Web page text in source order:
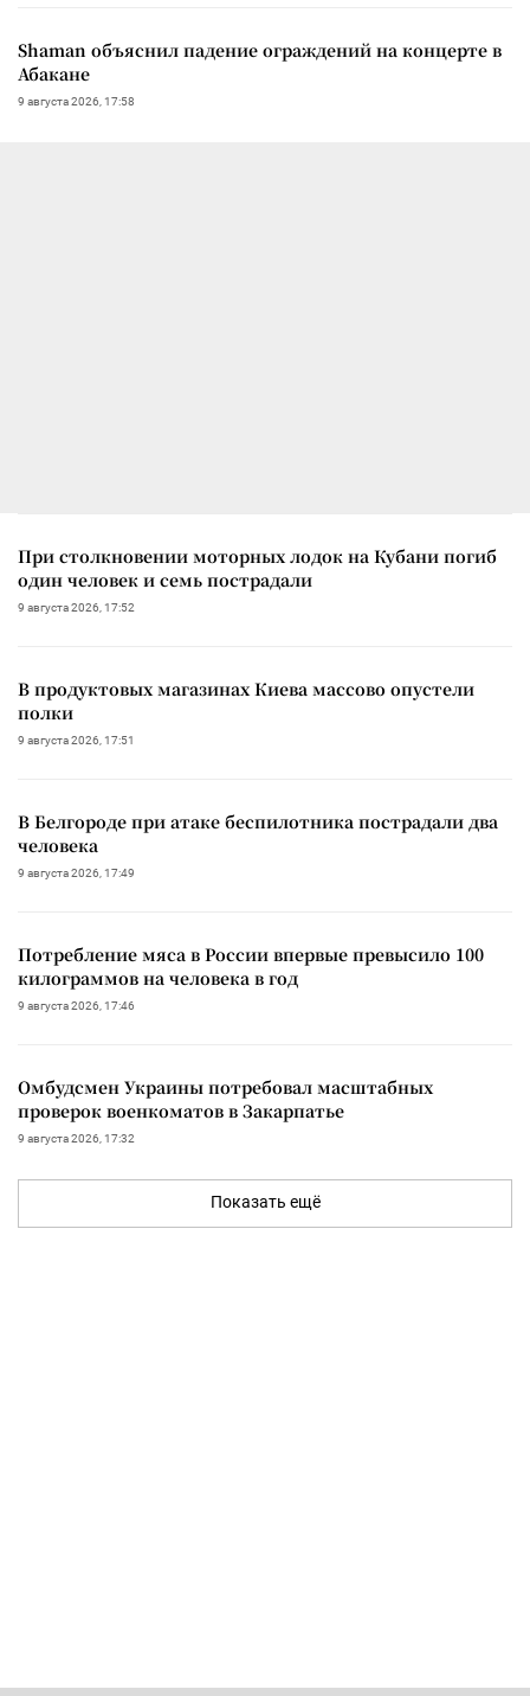
Shaman объяснил падение ограждений на концерте в
Абакане
9 августа 2026, 17:58
При столкновении моторных лодок на Кубани погиб
один человек и семь пострадали
9 августа 2026, 17:52
В продуктовых магазинах Киева массово опустели
полки
9 августа 2026, 17:51
В Белгороде при атаке беспилотника пострадали два
человека
9 августа 2026, 17:49
Потребление мяса в России впервые превысило 100
килограммов на человека в год
9 августа 2026, 17:46
Омбудсмен Украины потребовал масштабных
проверок военкоматов в Закарпатье
9 августа 2026, 17:32
Показать ещё